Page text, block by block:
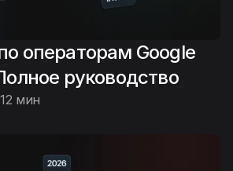
операторам Google
руководство
12 мин